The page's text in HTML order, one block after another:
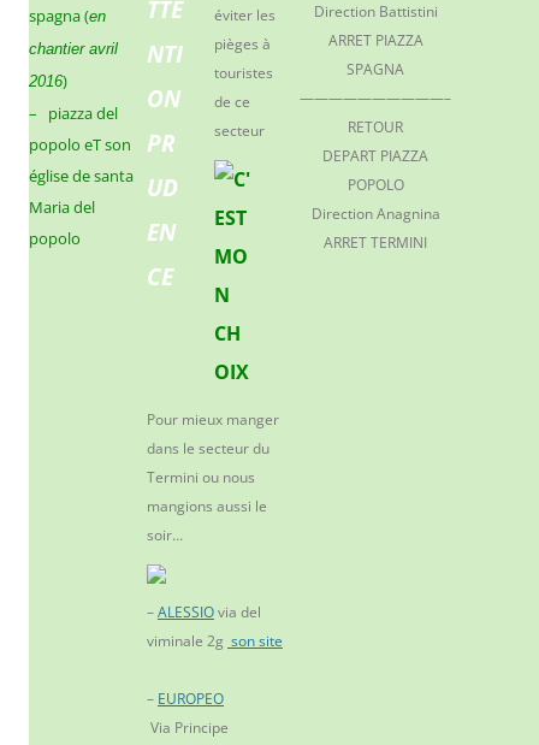
spagna (en
chantier avril
2016)
– piazza del
popolo eT son
église de santa
Maria del
popolo
éviter les
pièges à
touristes
de ce
secteur
Pour mieux manger
dans le secteur du
Termini ou nous
mangions aussi le
soir…
–ALESSIOvia del
viminale 2g son site
– EUROPEO
Via Principe
Direction Battistini
ARRET PIAZZA
SPAGNA
——————————–
RETOUR
DEPART PIAZZA
POPOLO
Direction Anagnina
ARRET TERMINI